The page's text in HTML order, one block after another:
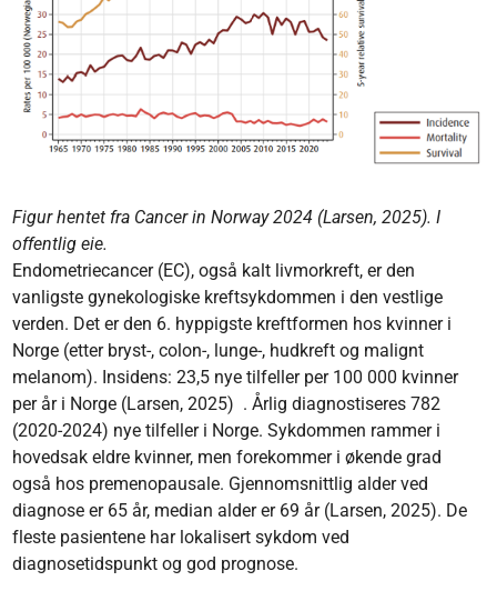
Figur hentet fra Cancer in Norway 2024 (Larsen, 2025). I
offentlig eie.
Endometriecancer (EC), også kalt livmorkreft, er den
vanligste gynekologiske kreftsykdommen i den vestlige
verden. Det er den 6. hyppigste kreftformen hos kvinner i
Norge (etter bryst-, colon-, lunge-, hudkreft og malignt
melanom). Insidens: 23,5 nye tilfeller per 100 000 kvinner
per år i Norge (Larsen, 2025) . Årlig diagnostiseres 782
(2020-2024) nye tilfeller i Norge. Sykdommen rammer i
hovedsak eldre kvinner, men forekommer i økende grad
også hos premenopausale. Gjennomsnittlig alder ved
diagnose er 65 år, median alder er 69 år (Larsen, 2025). De
fleste pasientene har lokalisert sykdom ved
diagnosetidspunkt og god prognose.